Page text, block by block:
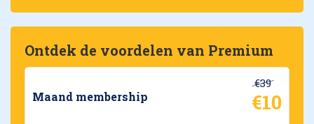
Ontdek de voordelen van Premium
Maand membership
€39
€10